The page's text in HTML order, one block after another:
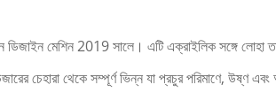
মেশিন 2019 সালে। এটি এক্রাইলিক সঙ্গে লোহা
চেহারা থেকে সম্পূর্ণ ভিন্ন যা প্রচুর পরিমাণে, উষ্ণ